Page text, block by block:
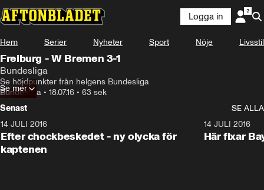
Logga in
Hem Serier Nyheter Sport Nöje Livsstil
Freiburg - W Bremen 3-1
Bundesliga
Se höjdpunkter från helgens Bundesliga
Bundesliga • 18.07.16 • 63 sek
Se mer
Senast
SE ALLA
14 JULI 2016
Efter chockbeskedet - ny olycka för
kaptenen
14 JULI 2016
Här fixar